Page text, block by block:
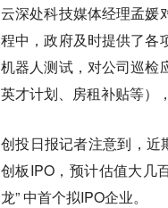
云深处科技媒体经理孟媛
程中，政府及时提供了各
机器人测试，对公司巡检
英才计划、房租补贴等）
创投日报记者注意到，近
创板IPO，预计估值大几
龙” 中首个拟IPO企业。